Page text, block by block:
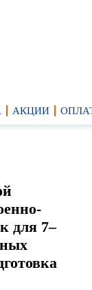
АКЦИИ
для 7–